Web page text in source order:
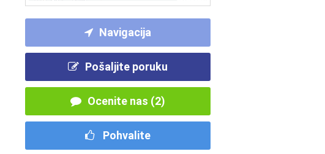
Navigacija
Pošaljite poruku
Ocenite nas (2)
Pohvalite